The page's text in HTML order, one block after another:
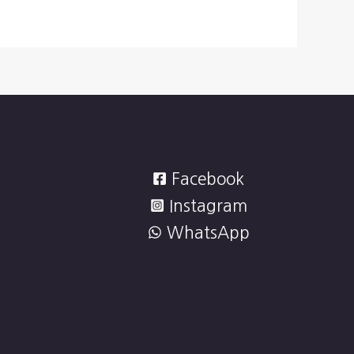
Facebook
Instagram
WhatsApp